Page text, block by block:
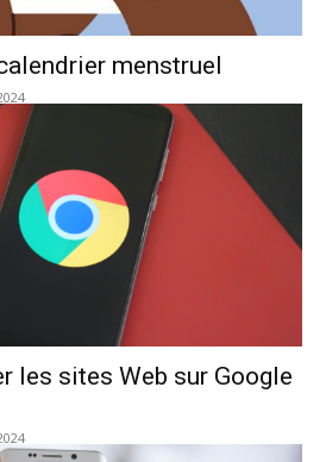
menstruel
les sites Web sur Google